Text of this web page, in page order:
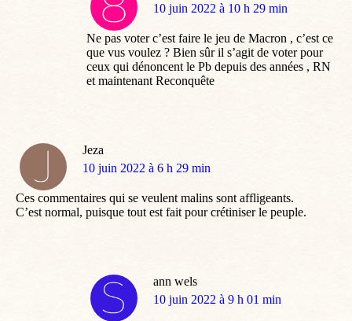
dit
10 juin 2022 à 10 h 29 min
Ne pas voter c’est faire le jeu de Macron , c’est ce
que vus voulez ? Bien sûr il s’agit de voter pour
ceux qui dénoncent le Pb depuis des années , RN
et maintenant Reconquête
Jeza
dit
10 juin 2022 à 6 h 29 min
Ces commentaires qui se veulent malins sont affligeants.
C’est normal, puisque tout est fait pour crétiniser le peuple.
ann wels
dit
10 juin 2022 à 9 h 01 min